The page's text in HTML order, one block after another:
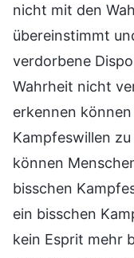
nicht mit den
übereinstimmt
verdorbene
Wahrheit nicht
erkennen
Kampfeswillen
können
bisschen
ein bisschen
kein Esprit mehr